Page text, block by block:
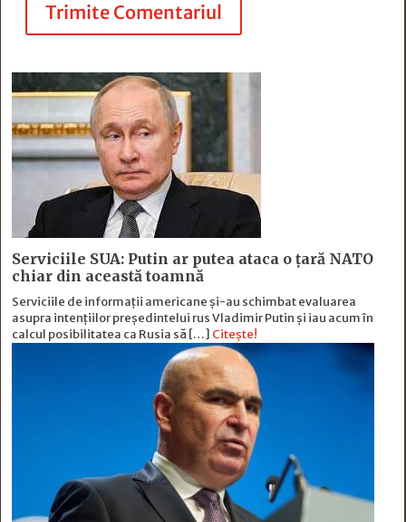
Trimite Comentariul
Serviciile SUA: Putin ar putea ataca o țară NATO
chiar din această toamnă
Serviciile de informații americane și-au schimbat evaluarea
asupra intențiilor președintelui rus Vladimir Putin și iau acum în
calcul posibilitatea ca Rusia să […] Citește!